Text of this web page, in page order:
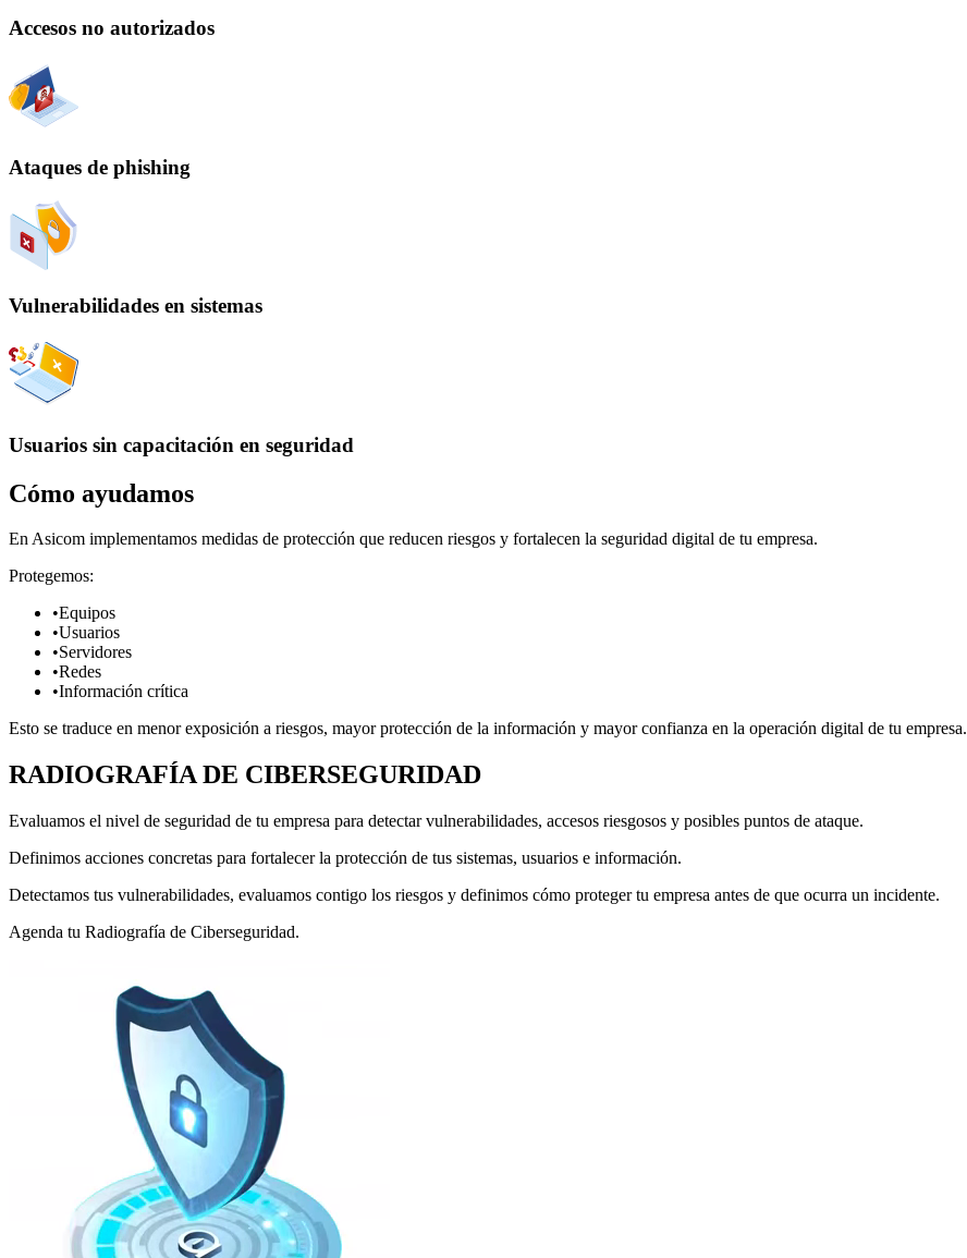
Accesos no autorizados
Ataques de phishing
Vulnerabilidades en sistemas
Usuarios sin capacitación en seguridad
Cómo ayudamos
En Asicom implementamos medidas de protección que reducen riesgos y fortalecen la seguridad digital de tu empresa.
Protegemos:
•Equipos
•Usuarios
•Servidores
•Redes
•Información crítica
Esto se traduce en menor exposición a riesgos, mayor protección de la información y mayor confianza en la operación digital de tu empresa.
RADIOGRAFÍA DE CIBERSEGURIDAD
Evaluamos el nivel de seguridad de tu empresa para detectar vulnerabilidades, accesos riesgosos y posibles puntos de ataque.
Definimos acciones concretas para fortalecer la protección de tus sistemas, usuarios e información.
Detectamos tus vulnerabilidades, evaluamos contigo los riesgos y definimos cómo proteger tu empresa antes de que ocurra un incidente.
Agenda tu Radiografía de Ciberseguridad.